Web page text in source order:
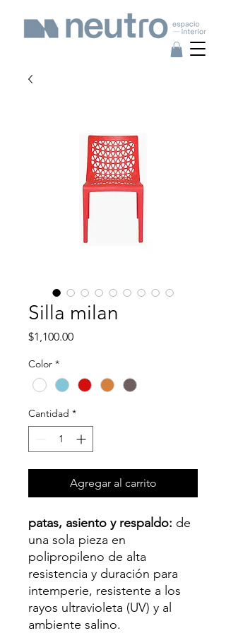
Silla milan
$1,100.00Precio
Color *
Cantidad *
Agregar al carrito
patas, asiento y respaldo: de
una sola pieza en
polipropileno de alta
resistencia y duración para
intemperie, resistente a los
rayos ultravioleta (UV) y al
ambiente salino.